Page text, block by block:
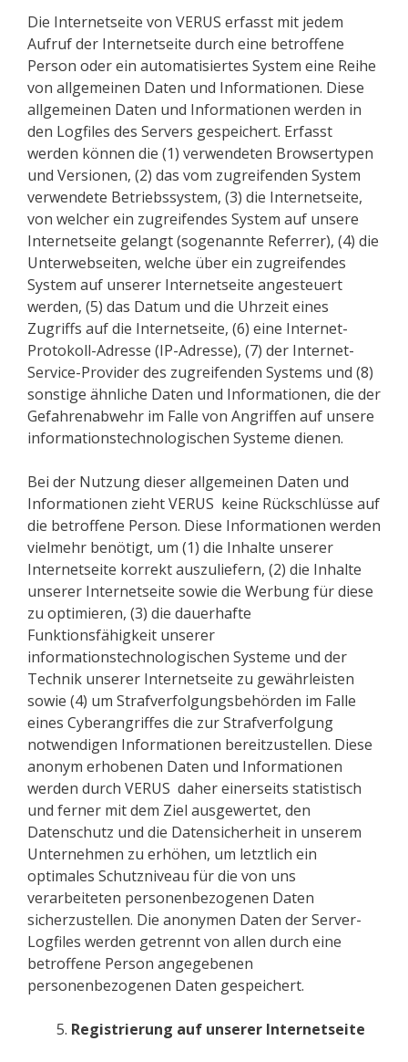
Die Internetseite von VERUS erfasst mit jedem
Aufruf der Internetseite durch eine betroffene
Person oder ein automatisiertes System eine Reihe
von allgemeinen Daten und Informationen. Diese
allgemeinen Daten und Informationen werden in
den Logfiles des Servers gespeichert. Erfasst
werden können die (1) verwendeten Browsertypen
und Versionen, (2) das vom zugreifenden System
verwendete Betriebssystem, (3) die Internetseite,
von welcher ein zugreifendes System auf unsere
Internetseite gelangt (sogenannte Referrer), (4) die
Unterwebseiten, welche über ein zugreifendes
System auf unserer Internetseite angesteuert
werden, (5) das Datum und die Uhrzeit eines
Zugriffs auf die Internetseite, (6) eine Internet-
Protokoll-Adresse (IP-Adresse), (7) der Internet-
Service-Provider des zugreifenden Systems und (8)
sonstige ähnliche Daten und Informationen, die der
Gefahrenabwehr im Falle von Angriffen auf unsere
informationstechnologischen Systeme dienen.
Bei der Nutzung dieser allgemeinen Daten und
Informationen zieht VERUS keine Rückschlüsse auf
die betroffene Person. Diese Informationen werden
vielmehr benötigt, um (1) die Inhalte unserer
Internetseite korrekt auszuliefern, (2) die Inhalte
unserer Internetseite sowie die Werbung für diese
zu optimieren, (3) die dauerhafte
Funktionsfähigkeit unserer
informationstechnologischen Systeme und der
Technik unserer Internetseite zu gewährleisten
sowie (4) um Strafverfolgungsbehörden im Falle
eines Cyberangriffes die zur Strafverfolgung
notwendigen Informationen bereitzustellen. Diese
anonym erhobenen Daten und Informationen
werden durch VERUS daher einerseits statistisch
und ferner mit dem Ziel ausgewertet, den
Datenschutz und die Datensicherheit in unserem
Unternehmen zu erhöhen, um letztlich ein
optimales Schutzniveau für die von uns
verarbeiteten personenbezogenen Daten
sicherzustellen. Die anonymen Daten der Server-
Logfiles werden getrennt von allen durch eine
betroffene Person angegebenen
personenbezogenen Daten gespeichert.
Registrierung auf unserer Internetseite